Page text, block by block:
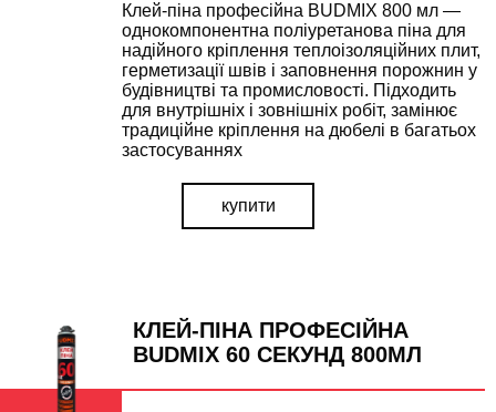
Клей-піна професійна BUDMIX 800 мл —
однокомпонентна поліуретанова піна для
надійного кріплення теплоізоляційних плит,
герметизації швів і заповнення порожнин у
будівництві та промисловості. Підходить
для внутрішніх і зовнішніх робіт, замінює
традиційне кріплення на дюбелі в багатьох
застосуваннях
купити
КЛЕЙ-ПІНА ПРОФЕСІЙНА
BUDMIX 60 СЕКУНД 800МЛ